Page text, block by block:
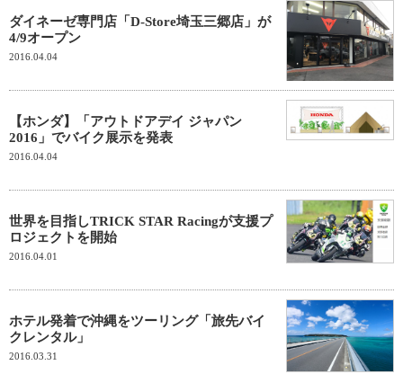
ダイネーゼ専門店「D-Store埼玉三郷店」が
4/9オープン
2016.04.04
【ホンダ】「アウトドアデイ ジャパン
2016」でバイク展示を発表
2016.04.04
世界を目指しTRICK STAR Racingが支援プ
ロジェクトを開始
2016.04.01
ホテル発着で沖縄をツーリング「旅先バイ
クレンタル」
2016.03.31